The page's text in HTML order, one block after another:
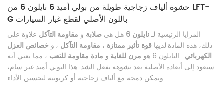
حشوة ألياف زجاجية طويلة من بولي أميد 6 نايلون 6 من LFT-
G باللون الأصلي لقطع غيار السيارات
المزايا الرئيسية لـنايلون 6 هل هي صلابة و مقاومة التآكل علاوة على
ذلك، هذه المادة لديها قوة تأثير ممتازة ، مقاومة التآكل ، و خصائص العزل
الكهربائي . النايلون 6 هو مرن للغاية و مادة مقاومة للتعب ، مما يعني أنه
سيعود إلى أبعاده الأصلية بعد تشوهه بفعل الشد. هذا البولي أميد غير سام،
ويمكن دمجه مع ألياف زجاجية أو كربونية لتحسين الأداء.